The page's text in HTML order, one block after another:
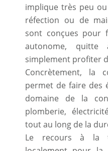
implique très peu
réfection ou de
sont conçues pour
autonome,
simplement profiter
Concrètement, la
permet de faire des
domaine de la
plomberie,
tout au long de la
Le recours à la